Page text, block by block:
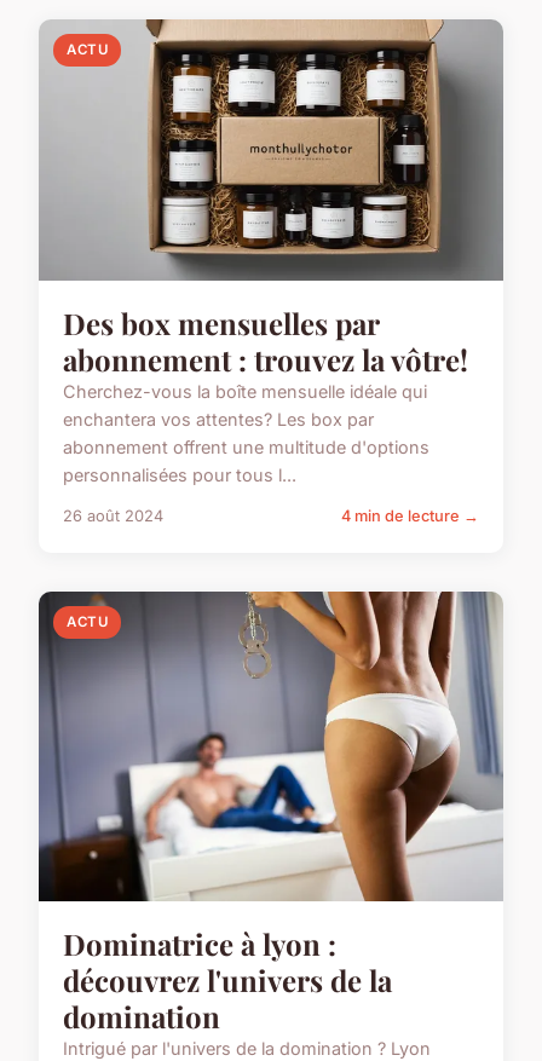
ACTU
Des box mensuelles par
abonnement : trouvez la vôtre!
Cherchez-vous la boîte mensuelle idéale qui
enchantera vos attentes? Les box par
abonnement offrent une multitude d'options
personnalisées pour tous l...
26 août 2024 4 min de lecture →
ACTU
Dominatrice à lyon :
découvrez l'univers de la
domination
Intrigué par l'univers de la domination ? Lyon